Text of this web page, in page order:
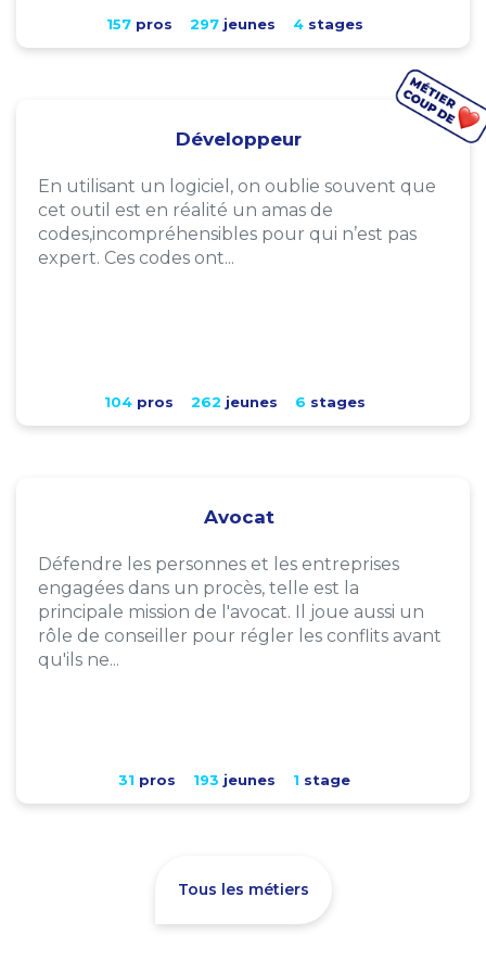
157pros 297jeunes 4stages
Développeur
En utilisant un logiciel, on oublie souvent que
cet outil est en réalité un amas de
codes,incompréhensibles pour qui n’est pas
expert. Ces codes ont...
104pros 262 jeunes 6 stages
Avocat
Défendre les personnes et les entreprises
engagées dans un procès, telle est la
principale mission de l'avocat. Il joue aussi un
rôle de conseiller pour régler les conflits avant
qu'ils ne...
31 pros 193 jeunes 1 stage
Tous les métiers